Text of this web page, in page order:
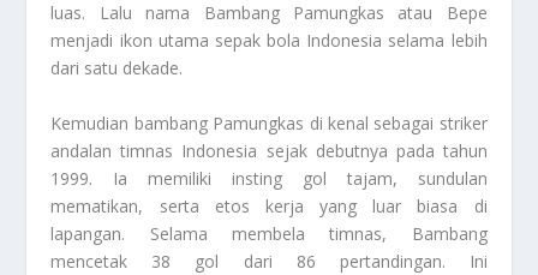
luas. Lalu nama Bambang Pamungkas atau Bepe
menjadi ikon utama sepak bola Indonesia selama lebih
dari satu dekade.
Kemudian bambang Pamungkas di kenal sebagai striker
andalan timnas Indonesia sejak debutnya pada tahun
1999. Ia memiliki insting gol tajam, sundulan
mematikan, serta etos kerja yang luar biasa di
lapangan. Selama membela timnas, Bambang
mencetak 38 gol dari 86 pertandingan. Ini